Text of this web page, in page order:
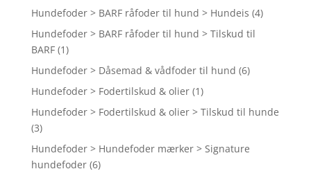
Hundefoder > BARF råfoder til hund > Hundeis (4)
Hundefoder > BARF råfoder til hund > Tilskud til
BARF (1)
Hundefoder > Dåsemad & vådfoder til hund (6)
Hundefoder > Fodertilskud & olier (1)
Hundefoder > Fodertilskud & olier > Tilskud til hunde
(3)
Hundefoder > Hundefoder mærker > Signature
hundefoder (6)